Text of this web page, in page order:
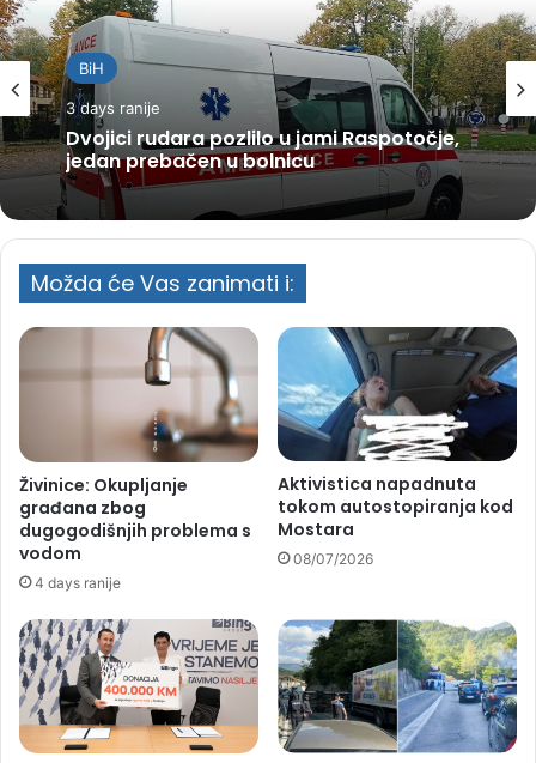
BiH
3 days ranije
Dvojici rudara pozlilo u jami Raspotočje,
jedan prebačen u bolnicu
Možda će Vas zanimati i:
Živinice: Okupljanje
građana zbog
dugogodišnjih problema s
vodom
4 days ranije
Aktivistica napadnuta
tokom autostopiranja kod
Mostara
08/07/2026